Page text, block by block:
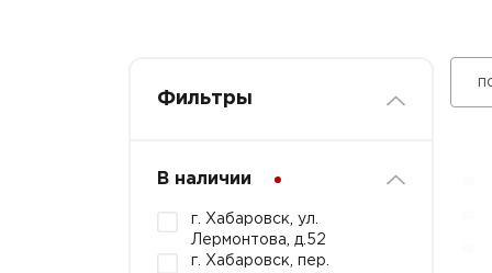
Фильтры
В наличии
г. Хабаровск, ул.
Лермонтова, д.52
г. Хабаровск, пер.